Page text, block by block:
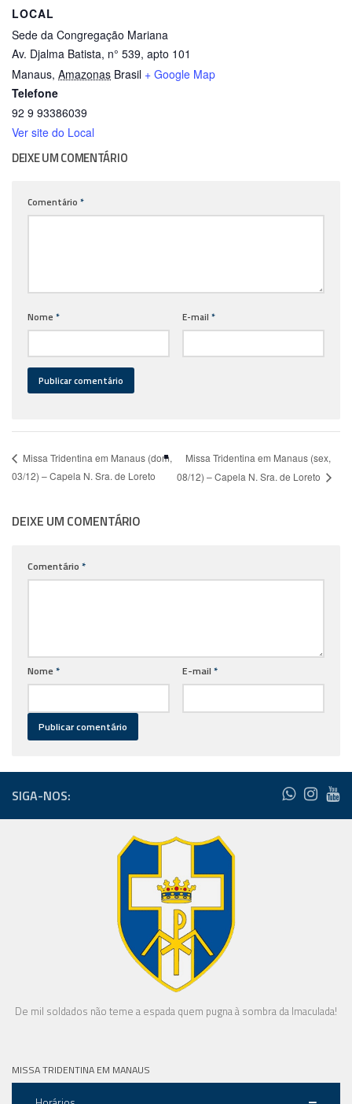
LOCAL
Sede da Congregação Mariana
Av. Djalma Batista, n° 539, apto 101
Manaus, Amazonas Brasil + Google Map
Telefone
92 9 93386039
Ver site do Local
DEIXE UM COMENTÁRIO
Comentário *
Nome * E-mail *
Missa Tridentina em Manaus (dom,
03/12) – Capela N. Sra. de Loreto
Missa Tridentina em Manaus (sex,
08/12) – Capela N. Sra. de Loreto
DEIXE UM COMENTÁRIO
Comentário *
Nome * E-mail *
SIGA-NOS:
De mil soldados não teme a espada quem pugna à sombra da Imaculada!
MISSA TRIDENTINA EM MANAUS